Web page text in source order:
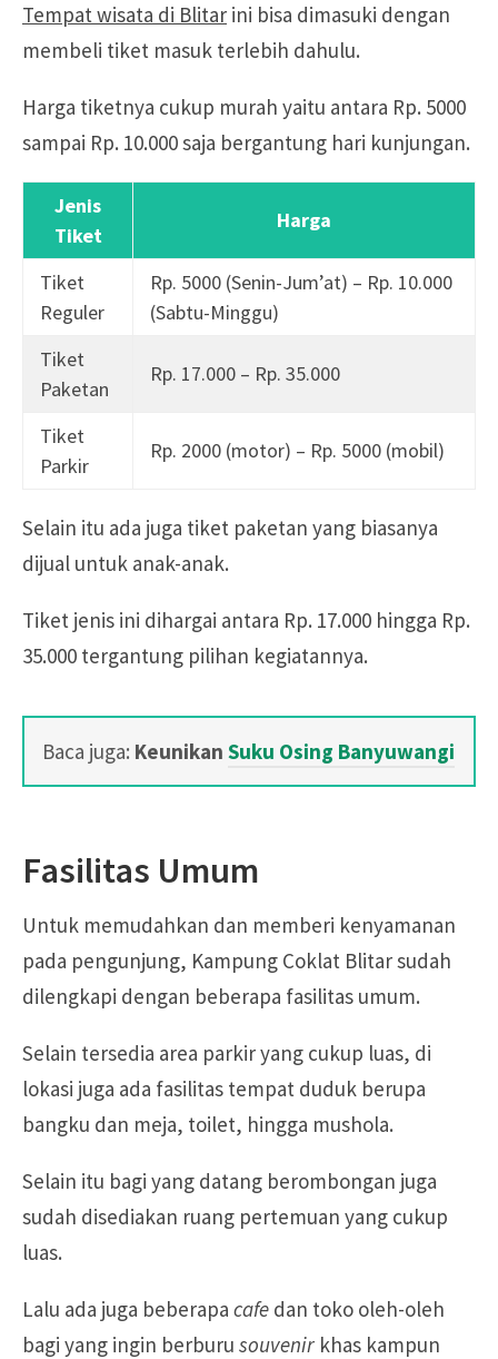
Tempat wisata di Blitar ini bisa dimasuki dengan
membeli tiket masuk terlebih dahulu.
Harga tiketnya cukup murah yaitu antara Rp. 5000
sampai Rp. 10.000 saja bergantung hari kunjungan.
Jenis
Tiket
Harga
Tiket
Reguler
Rp. 5000 (Senin-Jum’at) – Rp. 10.000
(Sabtu-Minggu)
Tiket
Paketan
Rp. 17.000 – Rp. 35.000
Tiket
Parkir
Rp. 2000 (motor) – Rp. 5000 (mobil)
Selain itu ada juga tiket paketan yang biasanya
dijual untuk anak-anak.
Tiket jenis ini dihargai antara Rp. 17.000 hingga Rp.
35.000 tergantung pilihan kegiatannya.
Baca juga: Keunikan Suku Osing Banyuwangi
Fasilitas Umum
Untuk memudahkan dan memberi kenyamanan
pada pengunjung, Kampung Coklat Blitar sudah
dilengkapi dengan beberapa fasilitas umum.
Selain tersedia area parkir yang cukup luas, di
lokasi juga ada fasilitas tempat duduk berupa
bangku dan meja, toilet, hingga mushola.
Selain itu bagi yang datang berombongan juga
sudah disediakan ruang pertemuan yang cukup
luas.
Lalu ada juga beberapa cafe dan toko oleh-oleh
bagi yang ingin berburu souvenir khas kampun